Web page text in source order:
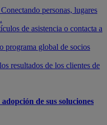
Conectando personas, lugares
de asistencia o contacta a
programa global de socios
resultados de los clientes de
de sus soluciones